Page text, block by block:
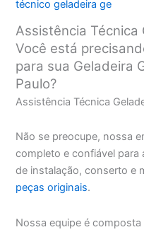
técnico geladeira ge
Assistência Técnica
Você está
para sua Geladeira
Paulo?
Assistência Técnica
Não se preocupe, nossa
completo e confiável para
de instalação, conserto e
peças originais.
Nossa equipe é